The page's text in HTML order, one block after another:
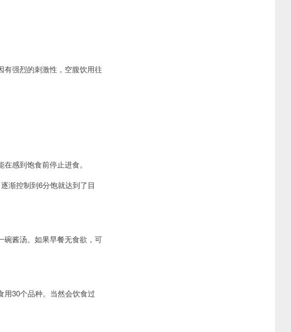
强烈的刺激性，空腹饮用往
感到饱食前停止进食。
渐控制到6分饱就达到了目
酱汤。如果早餐无食欲，可
30个品种。当然会饮食过